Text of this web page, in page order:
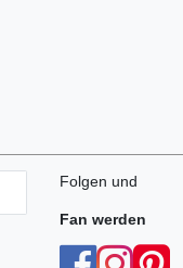
Folgen und
Fan werden